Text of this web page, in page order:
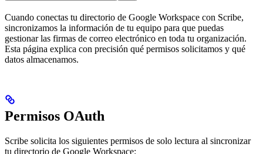
Cuando conectas tu directorio de Google Workspace con Scribe,
sincronizamos la información de tu equipo para que puedas
gestionar las firmas de correo electrónico en toda tu organización.
Esta página explica con precisión qué permisos solicitamos y qué
datos almacenamos.
Permisos OAuth
Scribe solicita los siguientes permisos de solo lectura al sincronizar
tu directorio de Google Workspace: